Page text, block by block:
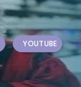
YOUTUBE